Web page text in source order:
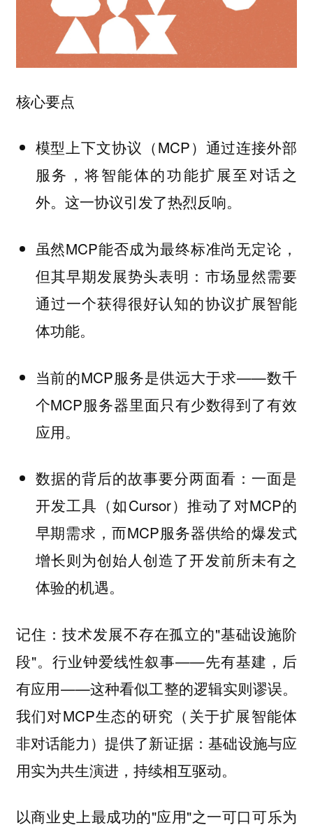
核心要点
模型上下文协议（MCP）通过连接外部
服务，将智能体的功能扩展至对话之
外。这一协议引发了热烈反响。
虽然MCP能否成为最终标准尚无定论，
但其早期发展势头表明：市场显然需要
通过一个获得很好认知的协议扩展智能
体功能。
当前的MCP服务是供远大于求——数千
个MCP服务器里面只有少数得到了有效
应用。
数据的背后的故事要分两面看：一面是
开发工具（如Cursor）推动了对MCP的
早期需求，而MCP服务器供给的爆发式
增长则为创始人创造了开发前所未有之
体验的机遇。
记住：技术发展不存在孤立的"基础设施阶
段"。行业钟爱线性叙事——先有基建，后
有应用——这种看似工整的逻辑实则谬误。
我们对MCP生态的研究（关于扩展智能体
非对话能力）提供了新证据：基础设施与应
用实为共生演进，持续相互驱动。
以商业史上最成功的"应用"之一可口可乐为